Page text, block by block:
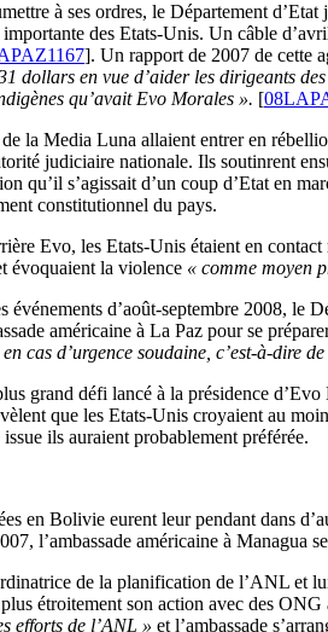
à ses ordres, le Département
des Etats-Unis. Un câble
]. Un rapport de 2007 de cette
dollars en vue d’aider les dirigeants
qu’avait Evo Morales ». [
la Media Luna allaient entrer en
judiciaire nationale. Ils soutinrent
qu’il s’agissait d’un coup d’Etat en
constitutionnel du pays.
Evo, les Etats-Unis étaient en
évoquaient la violence « comme moyen
d’août-septembre 2008, le
américaine à La Paz pour se
cas d’urgence soudaine, c’est-à-dire
grand défi lancé à la présidence
que les Etats-Unis croyaient au
ils auraient probablement préférée.
en Bolivie eurent leur pendant dans
l’ambassade américaine à
de la planification de l’ANL et
étroitement son action avec des
efforts de l’ANL » et l’ambassade